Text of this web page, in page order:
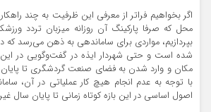
اگر بخواهیم فراتر از معرفی این ظرفیت به چند
محل که صرفا پارکینگ آن روزانه میزبان تردد
بپردازیم، مواردی برای ساماندهی به ذهن می‌رسد که
شده است و حتی شهردار ایذه در گفت‌وگویی در این
مکان و وارد شدن به فضای صنعت گردشگری تا
با توجه به عدم انجام هیچ کار عملیاتی در آن،
اصول اساسی در این بازه کوتاه زمانی تا پایان سال